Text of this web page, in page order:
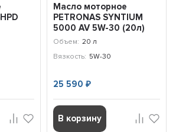
Масло моторное
PETRONAS SYNTIUM
5000 AV 5W-30 (20л)
70950RY1EU
Объем: 20 л
Вязкость: 5W-30
25 590 ₽
В корзину